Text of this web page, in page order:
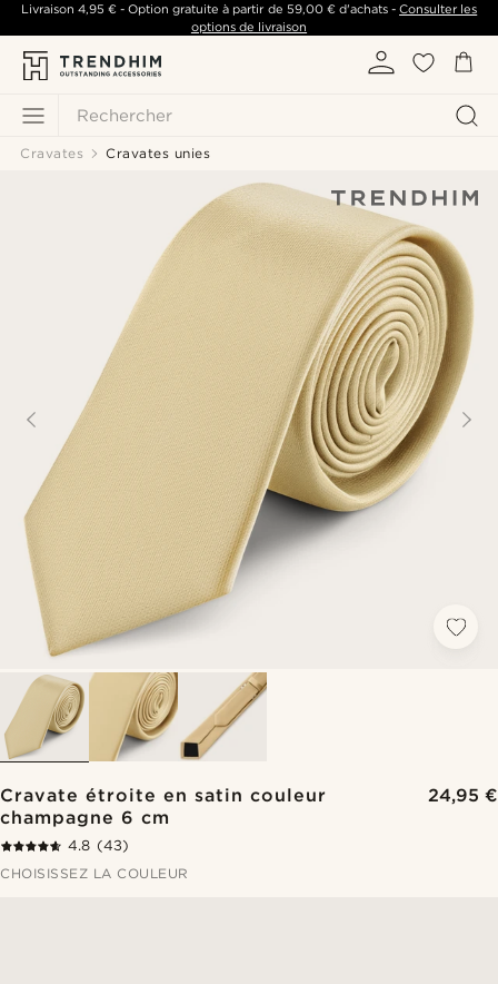
Rechercher
Livraison 4,95 €- Option gratuite à partir de 59,00 €d'achats -Consulter les
options de livraison
Cravates Cravates unies
Cravate étroite en satin couleur
champagne 6 cm
24,95 €
4.8 (43)
CHOISISSEZ LA COULEUR